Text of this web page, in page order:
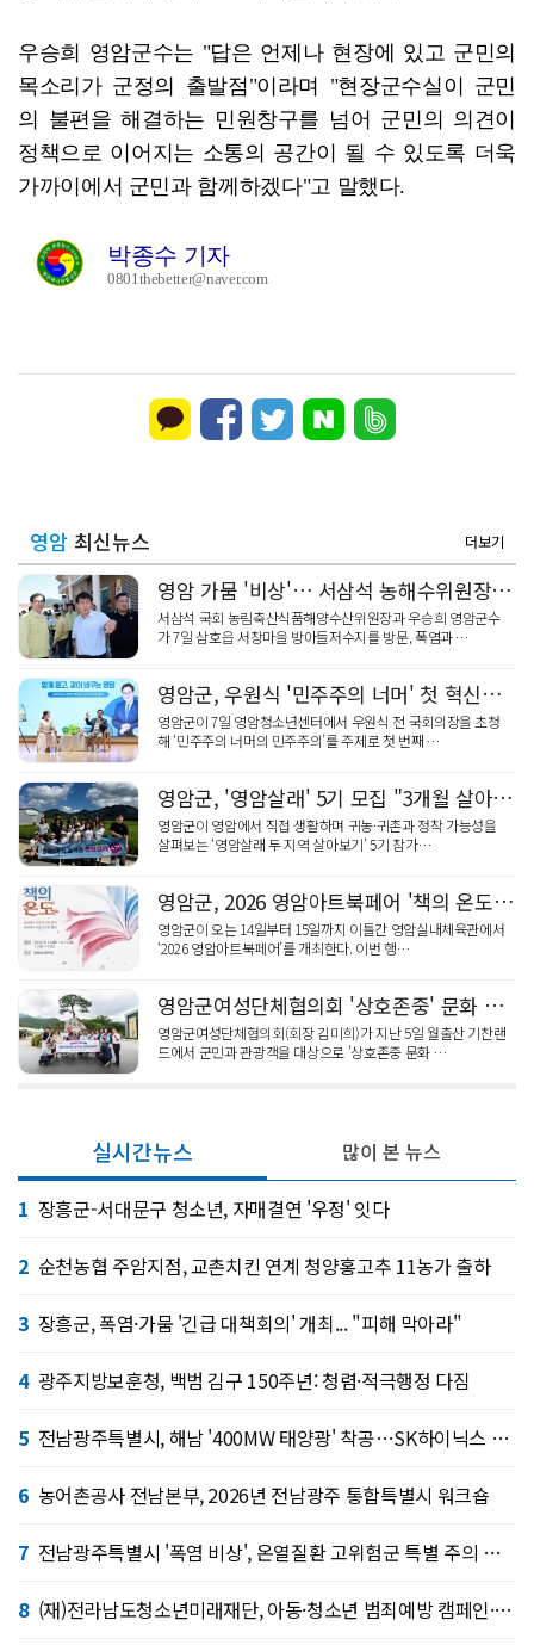
우승희 영암군수는 "답은 언제나 현장에 있고 군민의
목소리가 군정의 출발점"이라며 "현장군수실이 군민
의 불편을 해결하는 민원창구를 넘어 군민의 의견이
정책으로 이어지는 소통의 공간이 될 수 있도록 더욱
가까이에서 군민과 함께하겠다"고 말했다.
박종수 기자
0801thebetter@naver.com
영암 최신뉴스 더보기
영암 가뭄 '비상'… 서삼석 농해수위원장, 현장 점검
서삼석 국회 농림축산식품해양수산위원장과 우승희 영암군수
가 7일 삼호읍 서창마을 방아들저수지를 방문, 폭염과 …
영암군, 우원식 '민주주의 너머' 첫 혁신공감 특강
영암군이 7일 영암청소년센터에서 우원식 전 국회의장을 초청
해 ‘민주주의 너머의 민주주의’를 주제로 첫 번째 …
영암군, '영암살래' 5기 모집 "3개월 살아보니"
영암군이 영암에서 직접 생활하며 귀농·귀촌과 정착 가능성을
살펴보는 ‘영암살래 두 지역 살아보기’ 5기 참가…
영암군, 2026 영암아트북페어 '책의 온도' 개막
영암군이 오는 14일부터 15일까지 이틀간 영암실내체육관에서
‘2026 영암아트북페어’를 개최한다. 이번 행…
영암군여성단체협의회 '상호존중' 문화 캠페인
영암군여성단체협의회(회장 김미희)가 지난 5일 월출산 기찬랜
드에서 군민과 관광객을 대상으로 '상호존중 문화 …
실시간뉴스
1 장흥군-서대문구 청소년, 자매결연 '우정' 잇다
2 순천농협 주암지점, 교촌치킨 연계 청양홍고추 11농가 출하
3 장흥군, 폭염·가뭄 '긴급 대책회의' 개최... "피해 막아라"
4 광주지방보훈청, 백범 김구 150주년: 청렴·적극행정 다짐
5 전남광주특별시, 해남 '400MW 태양광' 착공…SK하이닉스 공급
6 농어촌공사 전남본부, 2026년 전남광주 통합특별시 워크숍
7 전남광주특별시 '폭염 비상', 온열질환 고위험군 특별 주의 당부
8 (재)전라남도청소년미래재단, 아동·청소년 범죄예방 캠페인·연합 아웃리치
많이 본 뉴스